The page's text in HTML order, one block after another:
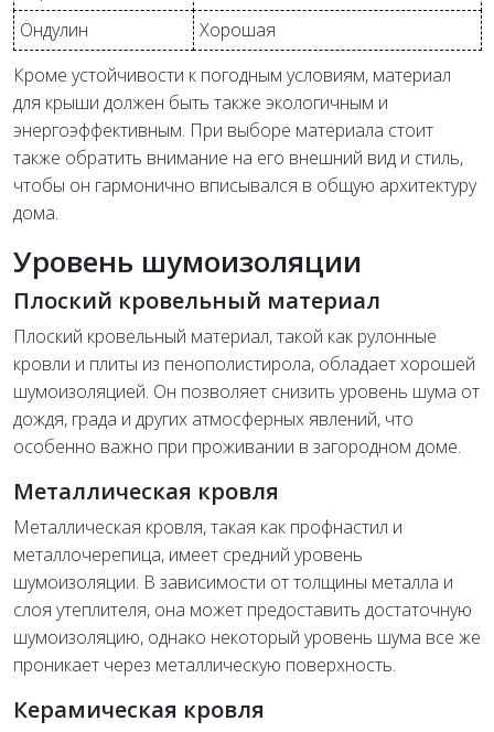
Ондулин
Хорошая
Кроме устойчивости к погодным условиям, материал
для крыши должен быть также экологичным и
энергоэффективным. При выборе материала стоит
также обратить внимание на его внешний вид и стиль,
чтобы он гармонично вписывался в общую архитектуру
дома.
Уровень шумоизоляции
Плоский кровельный материал
Плоский кровельный материал, такой как рулонные
кровли и плиты из пенополистирола, обладает хорошей
шумоизоляцией. Он позволяет снизить уровень шума от
дождя, града и других атмосферных явлений, что
особенно важно при проживании в загородном доме.
Металлическая кровля
Металлическая кровля, такая как профнастил и
металлочерепица, имеет средний уровень
шумоизоляции. В зависимости от толщины металла и
слоя утеплителя, она может предоставить достаточную
шумоизоляцию, однако некоторый уровень шума все же
проникает через металлическую поверхность.
Керамическая кровля